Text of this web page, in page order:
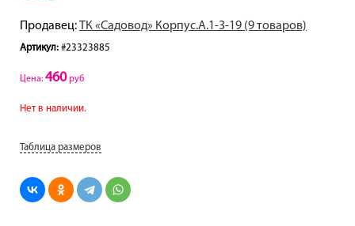
Продавец:ТК «Садовод» Корпус.А.1-3-19 (9 товаров)
Артикул: #23323885
Цена: 460руб
Нет в наличии.
Таблица размеров